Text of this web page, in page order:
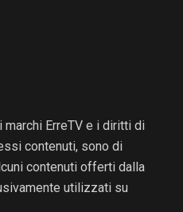
marchi ErreTV e i diritti di
contenuti, sono di
contenuti offerti dalla
utilizzati su